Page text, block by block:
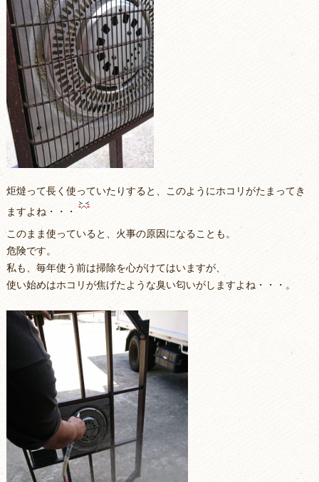
炬燵って長く使っていたりすると、このようにホコリがたまってき
ますよね・・・
このまま使っていると、火事の原因になることも。
危険です。
私も、毎年使う前は掃除を心がけてはいますが、
使い始めはホコリが焦げたような臭い匂いがしますよね・・・。